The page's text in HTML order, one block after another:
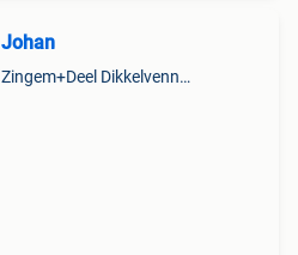
Johan
Zingem+Deel Dikkelvenne En Nederzwalm-Hermelgem